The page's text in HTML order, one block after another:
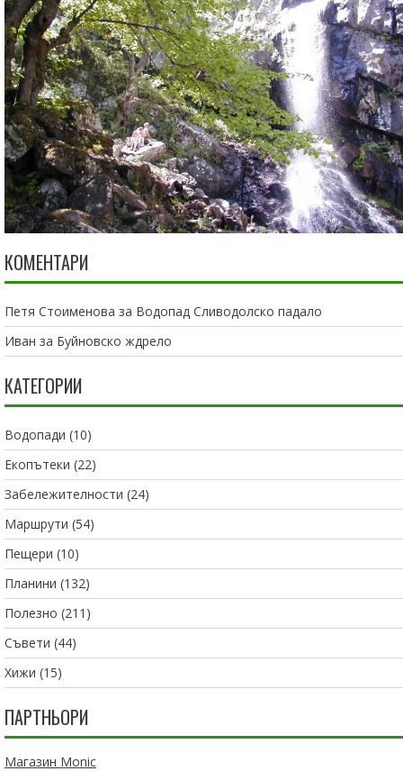
КОМЕНТАРИ
Петя Стоименова за Водопад Сливодолско падало
Иван за Буйновско ждрело
КАТЕГОРИИ
Водопади (10)
Екопътеки (22)
Забележителности (24)
Маршрути (54)
Пещери (10)
Планини (132)
Полезно (211)
Съвети (44)
Хижи (15)
ПАРТНЬОРИ
Магазин Monic